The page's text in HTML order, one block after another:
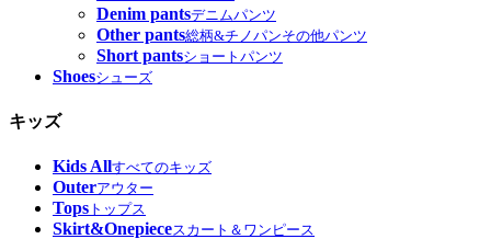
Denim pantsデニムパンツ
Other pants総柄&チノパンその他パンツ
Short pantsショートパンツ
Shoesシューズ
キッズ
Kids Allすべてのキッズ
Outerアウター
Tops トップス
Skirt&Onepieceスカート＆ワンピース